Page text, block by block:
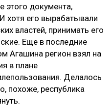
этого документа,
хотя его вырабатывали
властей, принимать его
Еще в последние
Агашина регион взял на
в плане
Делалось
похоже, республика